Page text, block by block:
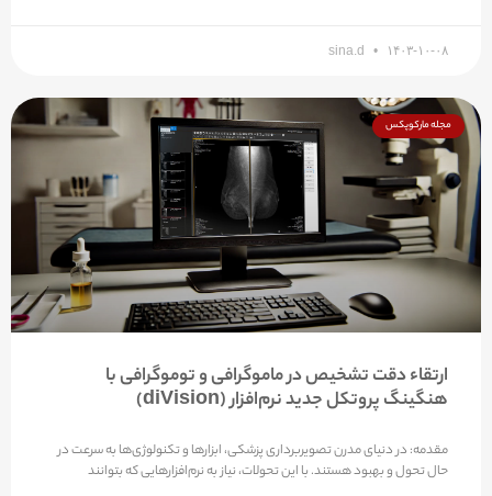
sina.d ۱۴۰۳-۱۰-۰۸
مجله مارکوپکس
ارتقاء دقت تشخیص در ماموگرافی و توموگرافی با
هنگینگ پروتکل جدید نرم‌افزار (diVision)
مقدمه: در دنیای مدرن تصویربرداری پزشکی، ابزارها و تکنولوژی‌ها به سرعت در
حال تحول و بهبود هستند. با این تحولات، نیاز به نرم‌افزارهایی که بتوانند